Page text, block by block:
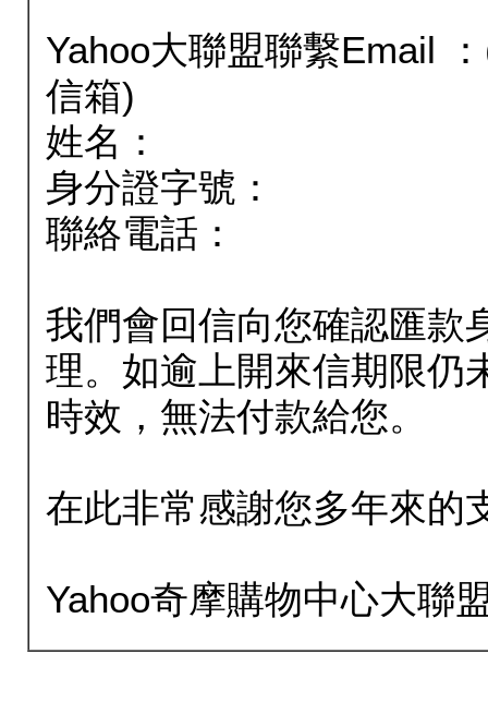
Yahoo大聯盟聯繫Email
信箱)
姓名：
身分證字號：
聯絡電話：
我們會回信向您確認匯款
理。如逾上開來信期限仍
時效，無法付款給您。
在此非常感謝您多年來的
Yahoo奇摩購物中心大